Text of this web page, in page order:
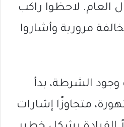
العام. لاحظوا راكب
مرورية وأشاروا
الشرطة، بدأ
متجاوزًا إشارات